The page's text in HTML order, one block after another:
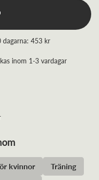
dagarna: 453 kr
inom 1-3 vardagar
kvinnor
Träning